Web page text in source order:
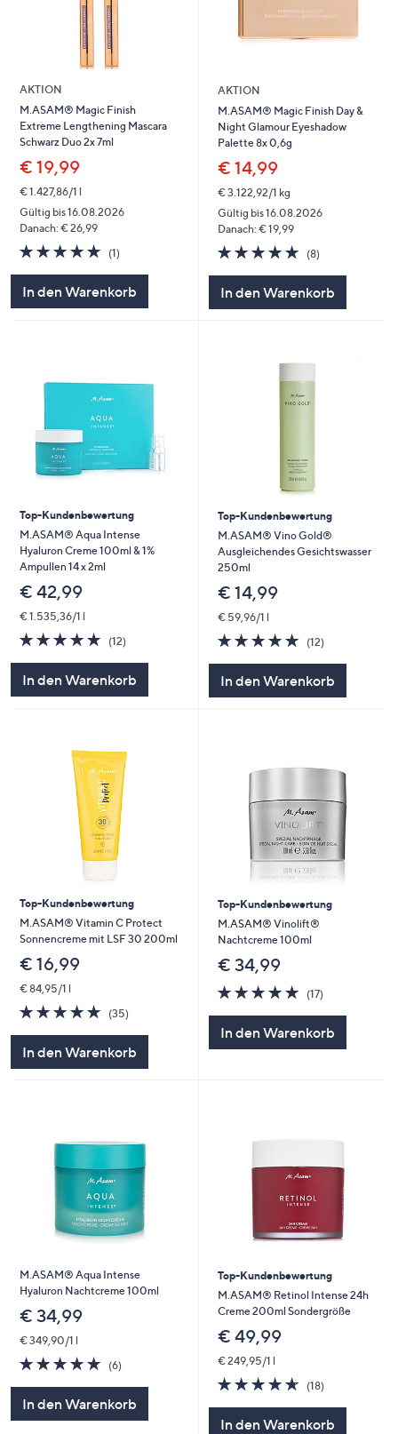
AKTION
M.ASAM® Magic Finish
Extreme Lengthening Mascara
Schwarz Duo 2x 7ml
€ 19,99
€ 1.427,86/1 l
Gültig bis 16.08.2026
Danach: € 26,99
5.0
von
(1)
In den Warenkorb
AKTION
M.ASAM® Magic Finish Day &
Night Glamour Eyeshadow
Palette 8x 0,6g
€ 14,99
€ 3.122,92/1 kg
Gültig bis 16.08.2026
Danach: € 19,99
5.0
von
(8)
In den Warenkorb
Top-Kundenbewertung
M.ASAM® Aqua Intense
Hyaluron Creme 100ml & 1%
Ampullen 14 x 2ml
€ 42,99
€ 1.535,36/1 l
4.9
von
(12)
In den Warenkorb
Top-Kundenbewertung
M.ASAM® Vino Gold®
Ausgleichendes Gesichtswasser
250ml
€ 14,99
€ 59,96/1 l
4.9
von
(12)
In den Warenkorb
Top-Kundenbewertung
M.ASAM® Vitamin C Protect
Sonnencreme mit LSF 30 200ml
€ 16,99
€ 84,95/1 l
4.8
von
(35)
In den Warenkorb
Top-Kundenbewertung
M.ASAM® Vinolift®
Nachtcreme 100ml
€ 34,99
4.8
von
(17)
In den Warenkorb
M.ASAM® Aqua Intense
Hyaluron Nachtcreme 100ml
€ 34,99
€ 349,90/1 l
4.7
von
(6)6
In den Warenkorb
Top-Kundenbewertung
M.ASAM® Retinol Intense 24h
Creme 200ml Sondergröße
€ 49,99
€ 249,95/1 l
4.6
von
(18)
In den Warenkorb